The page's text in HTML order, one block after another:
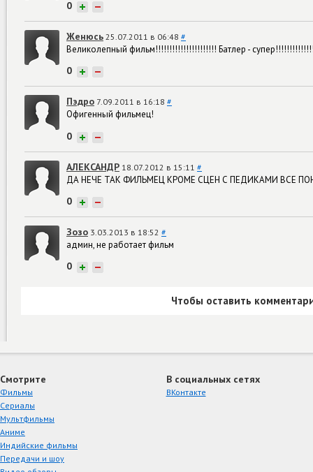
0 + −
Женюсь 25.07.2011 в 06:48 #
Великолепный фильм!!!!!!!!!!!!!!!!!!!!!! Батлер -
0 + −
Пэдро 7.09.2011 в 16:18 #
Офигенный фильмец!
0 + −
АЛЕКСАНДР 18.07.2012 в 15:11 #
ДА НЕЧЕ ТАК ФИЛЬМЕЦ КРОМЕ СЦЕН С ПЕДИКАМИ ВСЕ
0 + −
Зозо 3.03.2013 в 18:52 #
админ, не работает фильм
0 + −
Чтобы оставить
Смотрите
Фильмы
Сериалы
Мультфильмы
Аниме
Индийские фильмы
Передачи и шоу
В социальных сетях
ВКонтакте